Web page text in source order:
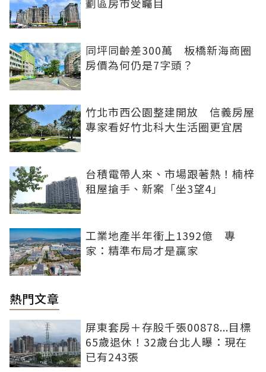
同坪同齡差300萬 板橋新海商圈
房價為何仍是7字頭？
竹北市西公園整建開放 信義房屋
專家看好竹北科大生活圈更宜居
台積電帶人來、市場跟著熱！楠梓
租屋搶手、新案「坐3望4」
工業地產半年衝上1392億 專
家：精準布局才是贏家
熱門文章
屏東套房＋存股千張00878...目標
65歲退休！32歲台北人曝：現在
已有243張